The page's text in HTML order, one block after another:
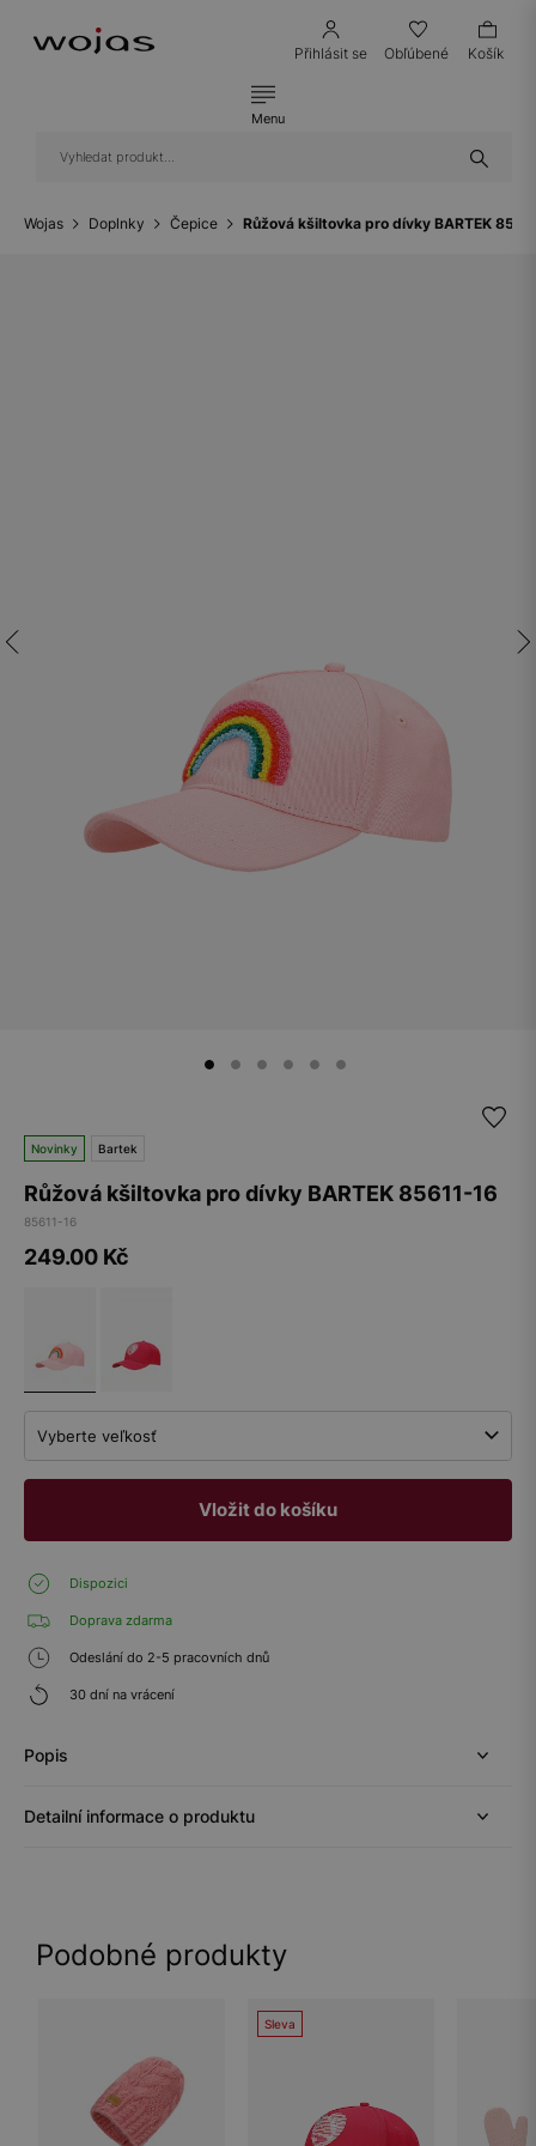
Přihlásit se Obľúbené Košík
Menu
Wojas Doplnky Čepice Růžová kšiltovka pro dívky BARTEK
Novinky Bartek
Růžová kšiltovka pro dívky BARTEK 85611-16
85611-16
249.00 Kč
Vyberte veľkosť
Vložit do košíku
Dispozici
Doprava zdarma
Odeslání do 2-5 pracovních dnů
30 dní na vrácení
Popis
Detailní informace o produktu
Podobné produkty
Sleva